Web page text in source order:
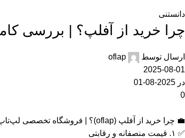
دانستنی
چرا خرید از آفلپ؟ | بررسی
ارسال توسط
oflap
2025-08-01
در 2025-08-01
0
💼 چرا خرید از آفلپ (oflap)؟ | فروشگاه تخصصی لپ‌تاپ‌های نو و کارکرده حرفه‌ای
✅ ۱. قیمت منصفانه و رقابتی